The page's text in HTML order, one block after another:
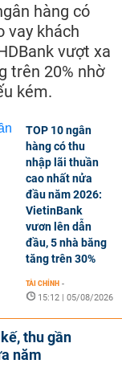
hàng có
vay khách
vượt xa
trên 20% nhờ
kém.
TOP 10 ngân
hàng có thu
nhập lãi thuần
cao nhất nửa
đầu năm 2026:
VietinBank
vươn lên dẫn
đầu, 5 nhà băng
tăng trên 30%
TÀI CHÍNH -
15:12 | 05/08/2026
thu gần
năm